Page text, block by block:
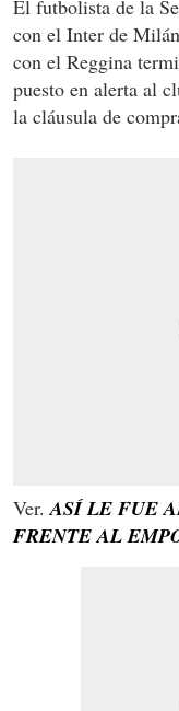
El futbolista de la
con el Inter de
con el Reggina
puesto en alerta al
la cláusula de
Ver.ASÍ LE FUE
FRENTE AL